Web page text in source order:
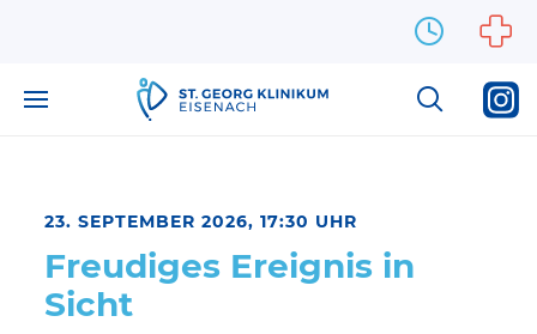
23. SEPTEMBER 2026, 17:30 UHR
Freudiges Ereignis in
Sicht